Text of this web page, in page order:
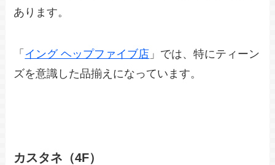
あります。
「 イング ヘップファイブ店 」では、特にティーン
ズを意識した品揃えになっています。
カスタネ（4F）